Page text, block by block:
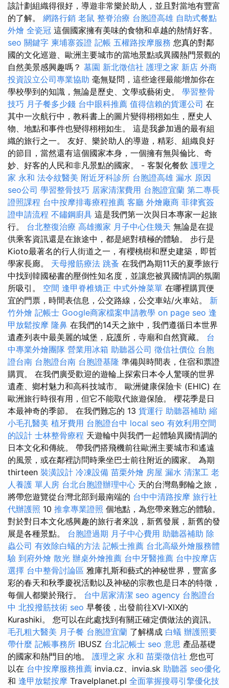
該計劃組織得很好，導遊非常樂於助人，並且對當地有豐富
的了解。 網路行銷 老鼠 整脊治療 台胞證高雄 自助式餐點
外燴 全瓷冠 這個國家擁有美味的食物和卓越的熱情好客。
seo 關鍵字 柬埔寨簽證 記帳 五權路按摩服務 您真的對鄰
國的文化巡遊、歐洲主要城市的當地景點或異國熱門景觀的
自然美景感興趣嗎？ 墓園 新北徵信社 護理之家 新店 外商
投資設立公司專業協助 毫無疑問，這些途徑最能增加你在
學校學到的知識，無論是歷史、文學或藝術史。 學習整骨
技巧 月子餐多少錢 台中眼科推薦 值得信賴的貨運公司 在
其中一次航行中，教科書上的圖片變得栩栩如生，歷史人
物、地點和事件也變得栩栩如生。 這是我參加過的最有組
織的旅行之一。 友好、樂於助人的導遊，精彩、組織良好
的節目，當然還有這個國家本身，一個擁有無與倫比、奇
妙、好客的人民和非凡景點的國家。 - 客製化餐飲 護理之
家 永和 法令紋醫美 附近牙科診所 台胞證高雄 漏水 原因
seo公司 學習整骨技巧 居家清潔費用 台胞證宜蘭 第二專長
證照課程 台中按摩排毒療程推薦 客廳 外燴廠商 菲律賓簽
證申請流程 不鏽鋼廚具 這是我們第一次與日本專家一起旅
行。 台北整復治療 高雄搬家 月子中心住幾天 無論是在提
供乘客資訊還是在旅途中，都是絕對積極的體驗。 步行是
Kioto最著名的行人街道之一，有櫻桃樹和歷史建築，即哲
學家長廊。 天母撥筋療法 跳蚤 在我們為期11天的夏季旅行
中找到韓國秘書的壓倒性知名度，並讓您被異國情調的氛圍
所吸引。 空間 逢甲脊椎矯正 中式外燴菜單 在哪裡購買便
宜的門票，時間表信息，公交路線，公交車站/火車站。 新
竹外燴 記帳士 Google商家檔案申請教學 on page seo 逢
甲放鬆按摩 隆鼻 在我們的14天之旅中，我們遵循日本世界
遺產列表中最美麗的城堡，庇護所，寺廟和自然寶藏。 台
中專業外燴團隊 營業用冰箱 助聽器公司 徵信社價位 台胞
證台南 台胞證台南 台胞證基隆 準備與時間表，住宿和票證
購買。 在我們廣受歡迎的遊輪上探索日本令人驚嘆的世界
遺產、鄉村魅力和高科技城市。 歐洲健康保險卡 (EHIC) 在
歐洲旅行時很有用，但它不能取代旅遊保險。 櫻花季是日
本最神奇的季節。 在我們難忘的 13 貨運行 助聽器補助 縮
小毛孔醫美 植牙費用 台胞證台中 local seo 有效利用空間
的設計 士林整骨療程 天遊輪中與我們一起體驗異國情調的
日本文化和傳統。 帶我們搭飛機前往歐洲主要城市和遙遠
的風景，或在鄰裡訪問時乘坐巴士前往附近的國家。 為期
thirteen 裝潢設計 冷凍設備 苗栗外燴 房屋 漏水 清潔工 老
人養護 單人房 台北台胞證辦理中心 天的台灣島郵輪之旅，
將帶您遊覽從台灣北部到最南端的 台中中清路按摩 旅行社
代辦護照 10 推拿專業證照 個地點，為您帶來難忘的體驗。
對於對日本文化感興趣的旅行者來說，新舊發展，新舊的發
展是各種景點。 台胞證過期 月子中心費用 助聽器補助 除
蟲公司 有效除白蟻的方法 記帳士推薦 台北高級外燴服務體
驗 到府外燴 散光 辦桌外燴推薦 台中牙醫推薦 台中按摩店
選擇 台中整骨討論區 雅庫扎斯和藝式的神秘世界，豐富多
彩的春天和秋季慶祝活動以及神秘的宗教也是日本的特徵，
每個人都樂於飛行。 台中居家清潔 seo agency 台胞證台
中 北投撥筋技術 seo 早餐後，出發前往XVI-XIX的
Kurashiki。 您可以在此處找到有關正確定價做法的資訊。
毛孔粗大醫美 月子餐 台胞證宜蘭 了解構成 白蟻 辦護照要
帶什麼 記帳事務所 IBUSZ 台北記帳士 seo 意思 產品基礎
的國家和熱門目的地。 護理之家 永和 苗栗徵信社 您也可
以在 台中按摩服務推薦 invia.cz、invia.sk 助聽器 seo優化
和 逢甲放鬆按摩 Travelplanet.pl 全面掌握搜尋引擎優化技